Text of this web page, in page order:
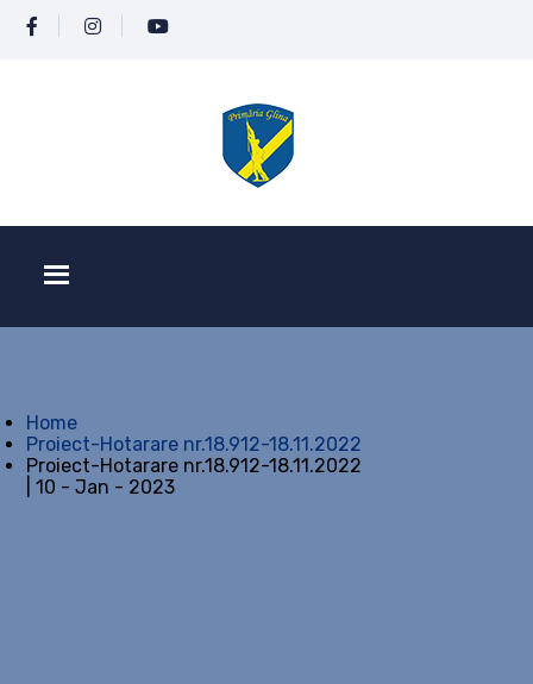
Home
Proiect-Hotarare nr.18.912-18.11.2022
Proiect-Hotarare nr.18.912-18.11.2022
| 10 - Jan - 2023